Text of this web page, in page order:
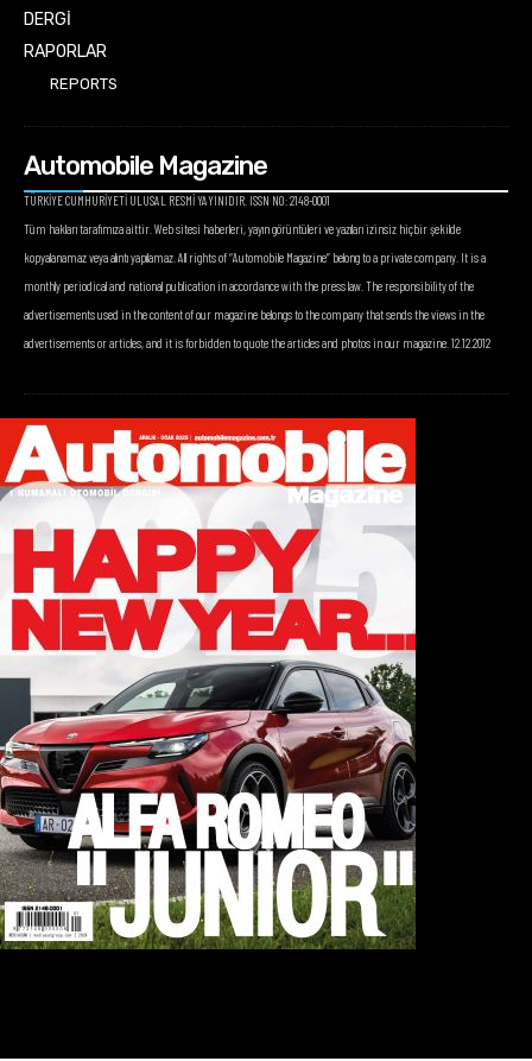
DERGİ
RAPORLAR
REPORTS
Automobile Magazine
TÜRKİYE CUMHURİYETİ ULUSAL RESMİ YAYINIDIR. ISSN NO: 2148-0001
Tüm hakları tarafımıza aittir. Web sitesi haberleri, yayın görüntüleri ve yazıları izinsiz hiçbir şekilde
kopyalanamaz veya alıntı yapılamaz. All rights of “Automobile Magazine” belong to a private company. It is a
monthly periodical and national publication in accordance with the press law. The responsibility of the
advertisements used in the content of our magazine belongs to the company that sends the views in the
advertisements or articles, and it is forbidden to quote the articles and photos in our magazine. 12.12.2012